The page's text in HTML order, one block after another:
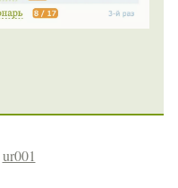
ur001